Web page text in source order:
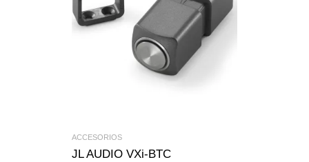
ACCESORIOS
JL AUDIO VXi-BTC